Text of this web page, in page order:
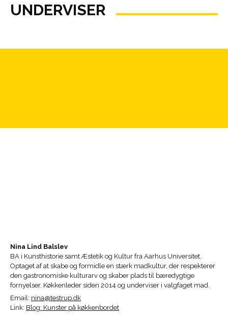
UNDERVISER
Nina Lind Balslev
BA i Kunsthistorie samt Æstetik og Kultur fra Aarhus Universitet.
Optaget af at skabe og formidle en stærk madkultur, der respekterer
den gastronomiske kulturarv og skaber plads til bæredygtige
fornyelser. Køkkenleder siden 2014 og underviser i valgfaget mad.
Email: nina@testrup.dk
Link: Blog: Kunster på køkkenbordet